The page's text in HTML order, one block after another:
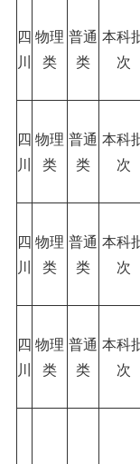
四
川
物理
类
普通
类
本科
次
四
川
物理
类
普通
类
本科
次
四
川
物理
类
普通
类
本科
次
四
川
物理
类
普通
类
本科
次